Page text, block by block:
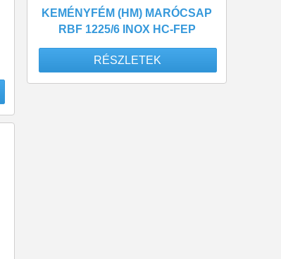
KEMÉNYFÉM (HM) MARÓCSAP
RBF 1225/6 INOX HC-FEP
RÉSZLETEK